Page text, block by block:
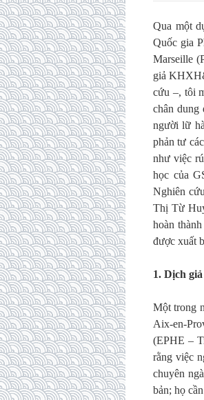
Qua một
Quốc gia
Marseille
giả
cứu –, tôi
chân
người lữ
phản tư
như việc
học của
Nghiên
Thị Từ
hoàn
được xuất
1. Dịch
Một trong
Aix-en-
(EPHE –
rằng việc
chuyên
bản; họ